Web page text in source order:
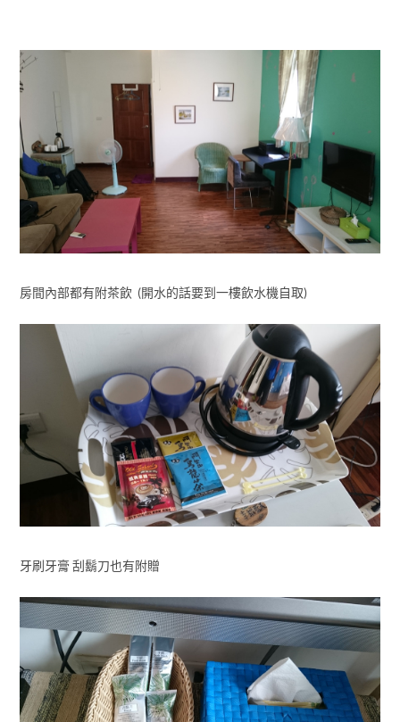
房間內部都有附茶飲 (開水的話要到一樓飲水機自取)
牙刷牙膏 刮鬍刀也有附贈